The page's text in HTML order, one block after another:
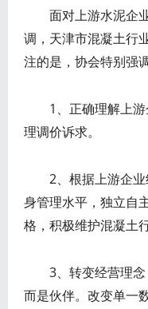
面对上游水泥企业
调，天津市混凝土行
注的是，协会特别强
1、正确理解上游
理调价诉求。
2、根据上游企业
身管理水平，独立自
格，积极维护混凝土
3、转变经营理念
而是伙伴。改变单一